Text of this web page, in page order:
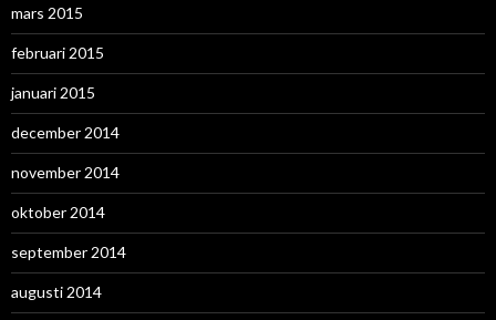
mars 2015
februari 2015
januari 2015
december 2014
november 2014
oktober 2014
september 2014
augusti 2014